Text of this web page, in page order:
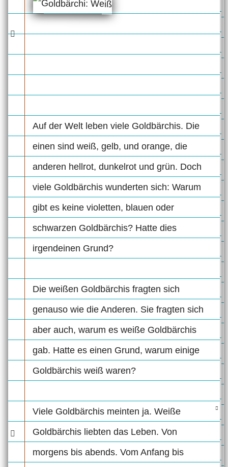
Auf der Welt leben viele Goldbärchis. Die
einen sind weiß, gelb, und orange, die
anderen hellrot, dunkelrot und grün. Doch
viele Goldbärchis wunderten sich: Warum
gibt es keine violetten, blauen oder
schwarzen Goldbärchis? Hatte dies
irgendeinen Grund?
Die weißen Goldbärchis fragten sich
genauso wie die Anderen. Sie fragten sich
aber auch, warum es weiße Goldbärchis
gab. Hatte es einen Grund, warum einige
Goldbärchis weiß waren?
Viele Goldbärchis meinten ja. Weiße
Goldbärchis liebten das Leben. Von
morgens bis abends. Vom Anfang bis